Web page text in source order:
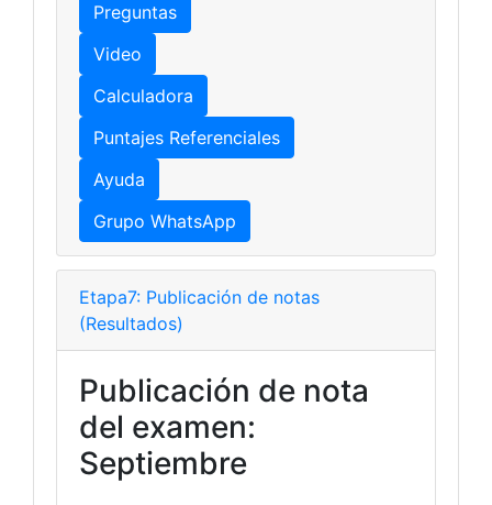
Preguntas
Video
Calculadora
Puntajes Referenciales
Ayuda
Grupo WhatsApp
Etapa7: Publicación de notas
(Resultados)
Publicación de nota
del examen:
Septiembre